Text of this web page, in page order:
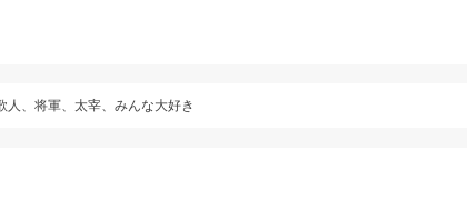
人、将軍、太宰、みんな大好き